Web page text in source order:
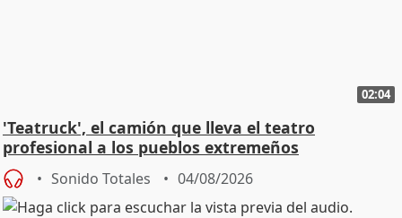
02:04
'Teatruck', el camión que lleva el teatro
profesional a los pueblos extremeños
Sonido Totales 04/08/2026